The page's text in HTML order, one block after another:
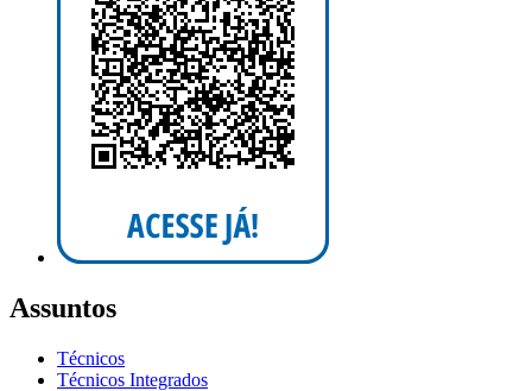
Assuntos
Técnicos
Técnicos Integrados